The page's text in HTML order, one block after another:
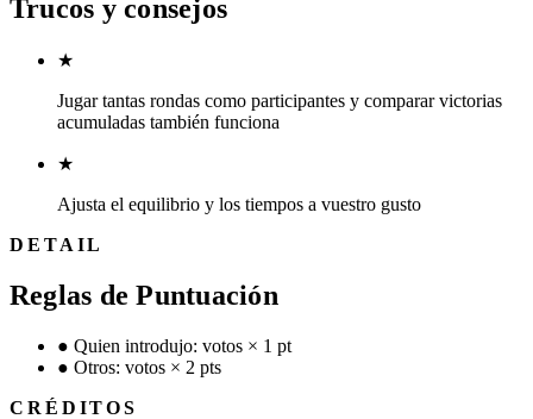
Trucos y consejos
★
Jugar tantas rondas como participantes y comparar victorias
acumuladas también funciona
★
Ajusta el equilibrio y los tiempos a vuestro gusto
DETAIL
Reglas de Puntuación
● Quien introdujo: votos × 1 pt
● Otros: votos × 2 pts
CRÉDITOS